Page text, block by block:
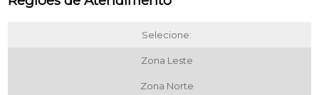
Selecione:
Zona Leste
Zona Norte